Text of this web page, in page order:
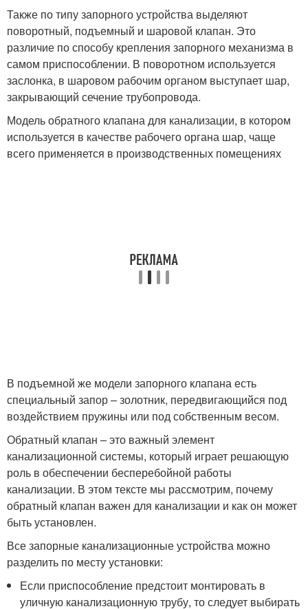
Также по типу запорного устройства выделяют
поворотный, подъемный и шаровой клапан. Это
различие по способу крепления запорного механизма в
самом приспособлении. В поворотном используется
заслонка, в шаровом рабочим органом выступает шар,
закрывающий сечение трубопровода.
Модель обратного клапана для канализации, в котором
используется в качестве рабочего органа шар, чаще
всего применяется в производственных помещениях
В подъемной же модели запорного клапана есть
специальный запор – золотник, передвигающийся под
воздействием пружины или под собственным весом.
Обратный клапан – это важный элемент
канализационной системы, который играет решающую
роль в обеспечении бесперебойной работы
канализации. В этом тексте мы рассмотрим, почему
обратный клапан важен для канализации и как он может
быть установлен.
Все запорные канализационные устройства можно
разделить по месту установки:
Если приспособление предстоит монтировать в
уличную канализационную трубу, то следует выбирать